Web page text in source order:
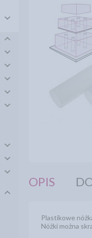
OPIS
Plastikowe
Nóżki można